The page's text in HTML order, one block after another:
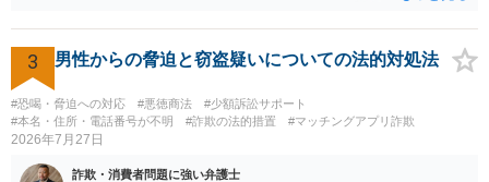
3 男性からの脅迫と窃盗疑いについての法的対処法
#恐喝・脅迫への対応 #悪徳商法
#少額訴訟サポート
#本名・住所・電話番号が不明
#詐欺の法的措置 #マッチングアプリ詐欺
2026年7月27日
詐欺・消費者問題に強い弁護士